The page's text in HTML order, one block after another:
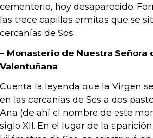
cementerio, hoy desaparecido.
las trece capillas ermitas que se
cercanías de Sos.
– Monasterio de Nuestra Señora
Valentuñana
Cuenta la leyenda que la Virgen
en las cercanías de Sos a dos
Ana (de ahí el nombre de este
siglo XII. En el lugar de la